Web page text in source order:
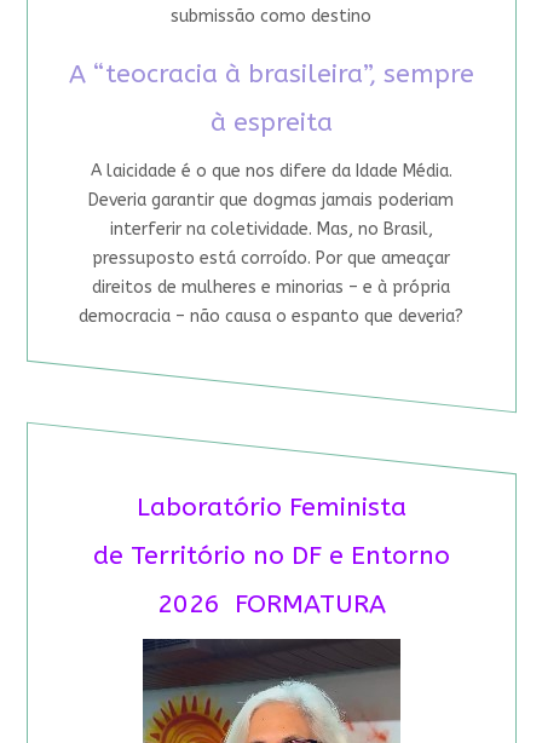
submissão como destino
A “teocracia à brasileira”, sempre
à espreita
A laicidade é o que nos difere da Idade Média.
Deveria garantir que dogmas jamais poderiam
interferir na coletividade. Mas, no Brasil,
pressuposto está corroído. Por que ameaçar
direitos de mulheres e minorias – e à própria
democracia – não causa o espanto que deveria?
Laboratório Feminista
de Território no DF e Entorno
2026 FORMATURA